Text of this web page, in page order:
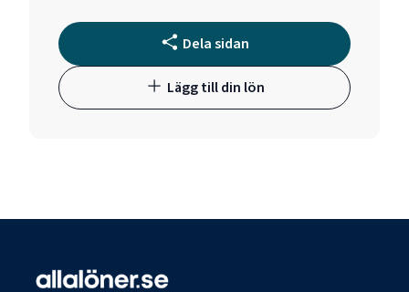
Dela sidan
Lägg till din lön